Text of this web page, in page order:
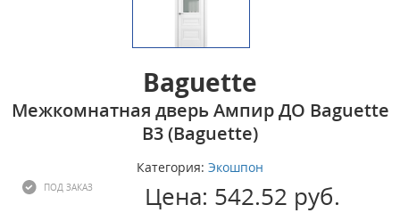
Baguette
Межкомнатная дверь Ампир ДО Baguette
B3 (Baguette)
Категория: Экошпон
ПОД ЗАКАЗ Цена: 542.52 руб.